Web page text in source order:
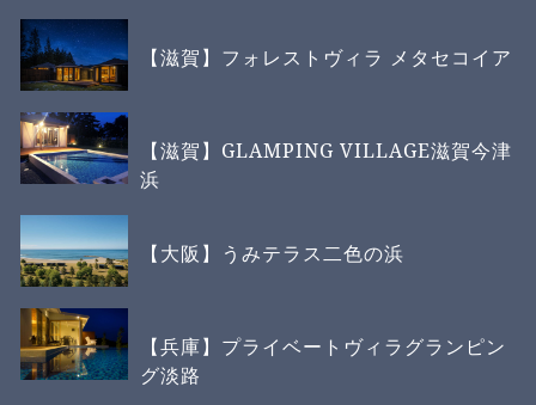
【滋賀】フォレストヴィラ メタセコイア
【滋賀】GLAMPING VILLAGE滋賀今津
浜
【大阪】うみテラス二色の浜
【兵庫】プライベートヴィラグランピン
グ淡路